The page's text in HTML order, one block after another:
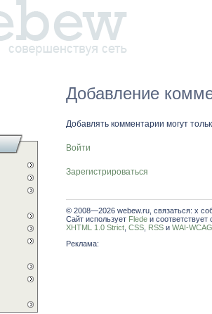
Добавление
Добавлять комментарии могут
Войти
Зарегистрироваться
© 2008—2026 webew.ru, связаться: x
Сайт использует Flede и соответствует
XHTML 1.0 Strict CSS RSS и WAI-
Реклама: